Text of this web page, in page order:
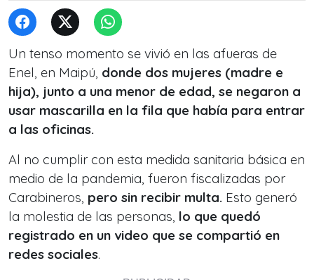
Un tenso momento se vivió en las afueras de
Enel, en Maipú, donde dos mujeres (madre e
hija), junto a una menor de edad, se negaron a
usar mascarilla en la fila que había para entrar
a las oficinas.
Al no cumplir con esta medida sanitaria básica en
medio de la pandemia, fueron fiscalizadas por
Carabineros, pero sin recibir multa. Esto generó
la molestia de las personas, lo que quedó
registrado en un video que se compartió en
redes sociales.